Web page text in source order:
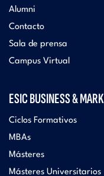
Alumni
Contacto
Sala de prensa
Campus Virtual
ESIC BUSINESS &
Ciclos Formativos
MBAs
Másteres
Másteres Universitarios